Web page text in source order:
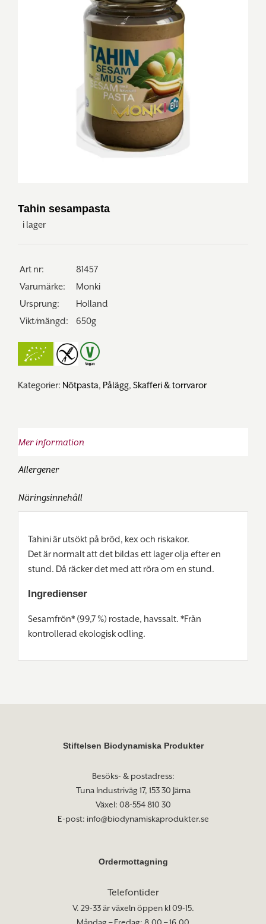
Tahin sesampasta
i lager
Art nr:
81457
Varumärke:
Monki
Ursprung:
Holland
Vikt/mängd:
650g
Kategorier: Nötpasta, Pålägg, Skafferi & torrvaror
Mer information
Allergener
Näringsinnehåll
Tahini är utsökt på bröd, kex och riskakor.
Det är normalt att det bildas ett lager olja efter en
stund. Då räcker det med att röra om en stund.
Ingredienser
Sesamfrön* (99,7 %) rostade, havssalt. *Från
kontrollerad ekologisk odling.
Stiftelsen Biodynamiska Produkter
Besöks- & postadress:
Tuna Industriväg 17, 153 30 Järna
Växel: 08-554 810 30
E-post: info@biodynamiskaprodukter.se
Ordermottagning
Telefontider
V. 29-33 är växeln öppen kl 09-15.